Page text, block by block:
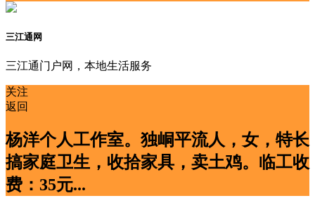
三江通网
三江通门户网，本地生活服务
关注
返回
杨洋个人工作室。独峒平流人，女，特长
搞家庭卫生，收拾家具，卖土鸡。临工收
费：35元...